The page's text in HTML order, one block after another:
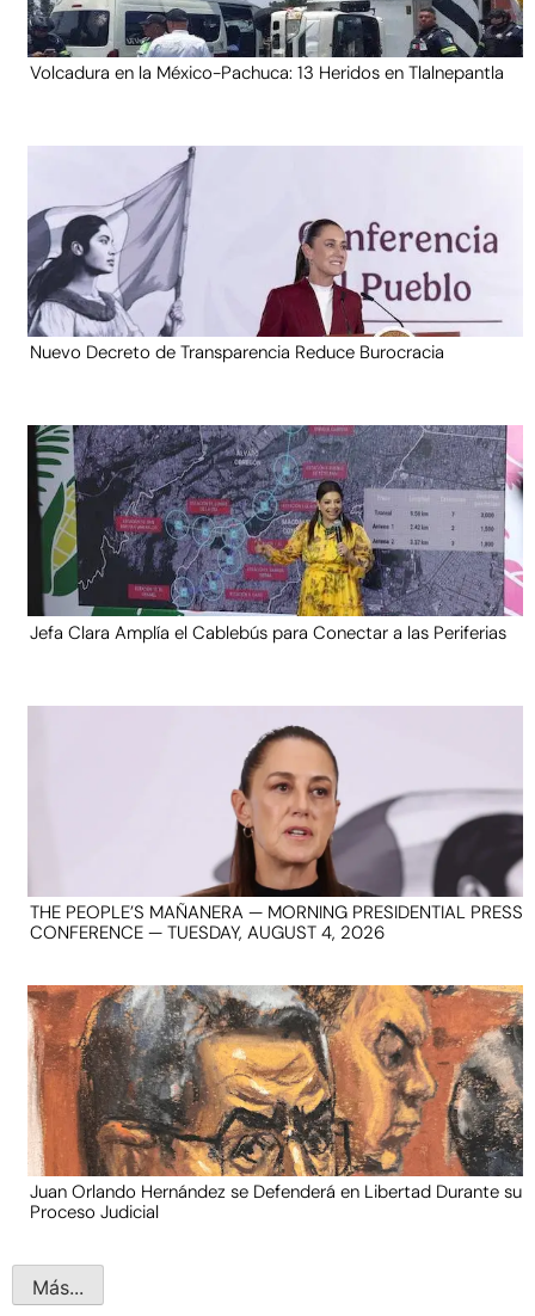
Volcadura en la México-Pachuca: 13 Heridos en Tlalnepantla
Nuevo Decreto de Transparencia Reduce Burocracia
Jefa Clara Amplía el Cablebús para Conectar a las Periferias
THE PEOPLE’S MAÑANERA — MORNING PRESIDENTIAL PRESS
CONFERENCE — TUESDAY, AUGUST 4, 2026
Juan Orlando Hernández se Defenderá en Libertad Durante su
Proceso Judicial
Más...